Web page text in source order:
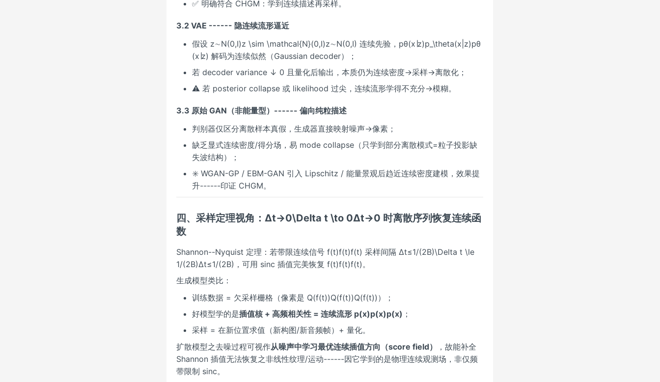
✅ 明确符合 CHGM：学到连续描述再采样。
3.2 VAE ------ 隐连续流形逼近
假设 z∼N(0,I)z \sim \mathcal{N}(0,I)z∼N(0,I) 连续先验，pθ(x∣z)p_\theta(x|z)pθ
(x∣z) 解码为连续似然（Gaussian decoder）；
若 decoder variance ↓ 0 且量化后输出，本质仍为连续密度→采样→离散化；
⚠️ 若 posterior collapse 或 likelihood 过尖，连续流形学得不充分→模糊。
3.3 原始 GAN（非能量型）------ 偏向纯粒描述
判别器仅区分离散样本真假，生成器直接映射噪声→像素；
缺乏显式连续密度/得分场，易 mode collapse（只学到部分离散模式=粒子投影缺
失波结构）；
✳️ WGAN-GP / EBM-GAN 引入 Lipschitz / 能量景观后趋近连续密度建模，效果提
升------印证 CHGM。
四、采样定理视角：Δt→0\Delta t \to 0Δt→0 时离散序列恢复连续函
数
Shannon--Nyquist 定理：若带限连续信号 f(t)f(t)f(t) 采样间隔 Δt≤1/(2B)\Delta t \le
1/(2B)Δt≤1/(2B)，可用 sinc 插值完美恢复 f(t)f(t)f(t)。
生成模型类比：
训练数据 = 欠采样栅格（像素是 Q(f(t))Q(f(t))Q(f(t))）；
好模型学的是插值核 + 高频相关性 = 连续流形 p(x)p(x)p(x) ；
采样 = 在新位置求值（新构图/新音频帧）+ 量化。
扩散模型之去噪过程可视作从噪声中学习最优连续插值方向（score field）
，故能补全
Shannon 插值无法恢复之非线性纹理/运动------因它学到的是物理连续观测场，非仅频
带限制 sinc。